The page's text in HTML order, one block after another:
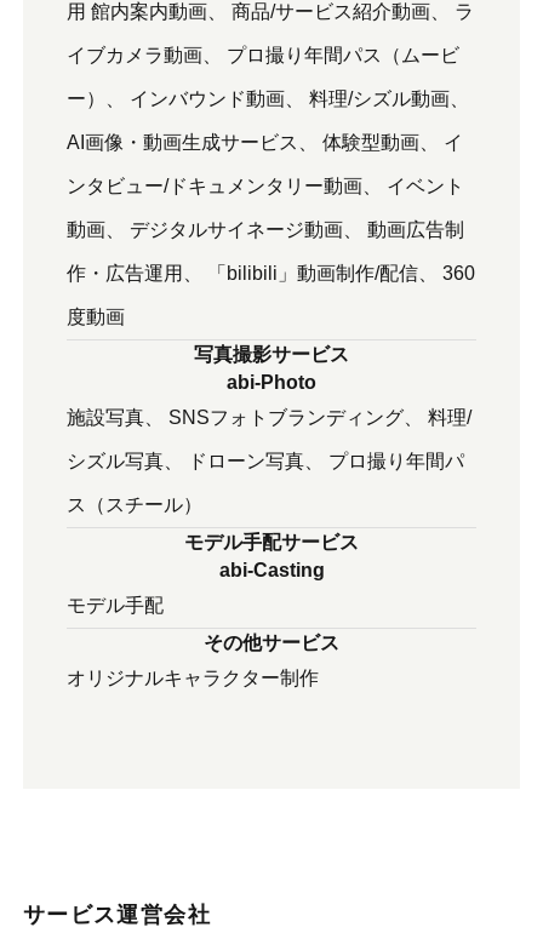
用 館内案内動画 商品/サービス紹介動画 ラ
イブカメラ動画 プロ撮り年間パス（ムービ
ー） インバウンド動画 料理/シズル動画
AI画像・動画生成サービス 体験型動画 イ
ンタビュー/ドキュメンタリー動画 イベント
動画 デジタルサイネージ動画 動画広告制
作・広告運用 「bilibili」動画制作/配信 360
度動画
写真撮影サービス
abi-Photo
施設写真
SNSフォトブランディング 料理/
シズル写真 ドローン写真 プロ撮り年間パ
ス（スチール）
モデル手配サービス
abi-Casting
モデル⼿配
その他サービス
オリジナルキャラクター制作
サービス運営会社